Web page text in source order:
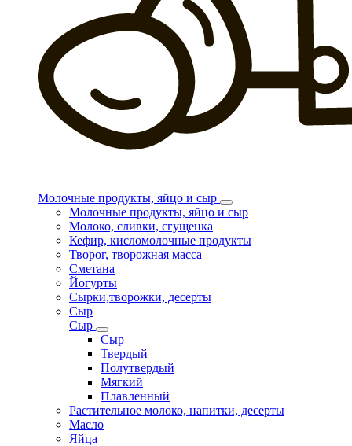
Молочные продукты, яйцо и сыр
Молочные продукты, яйцо и сыр
Молоко, сливки, сгущенка
Кефир, кисломолочные продукты
Творог, творожная масса
Сметана
Йогурты
Сырки,творожки, десерты
Сыр
Сыр
Сыр
Твердый
Полутвердый
Мягкий
Плавленный
Растительное молоко, напитки, десерты
Масло
Яйца